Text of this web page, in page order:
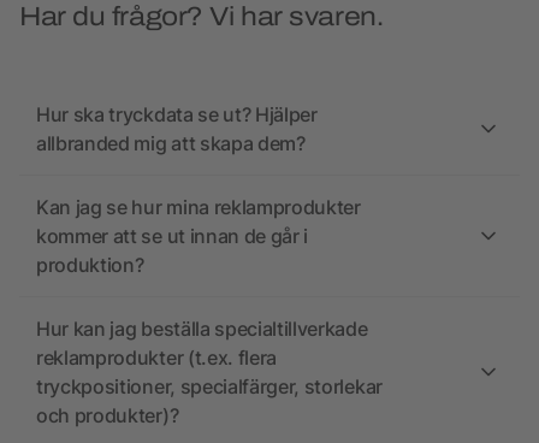
Har du frågor? Vi har svaren.
Hur ska tryckdata se ut? Hjälper
allbranded mig att skapa dem?
Kan jag se hur mina reklamprodukter
kommer att se ut innan de går i
produktion?
Hur kan jag beställa specialtillverkade
reklamprodukter (t.ex. flera
tryckpositioner, specialfärger, storlekar
och produkter)?